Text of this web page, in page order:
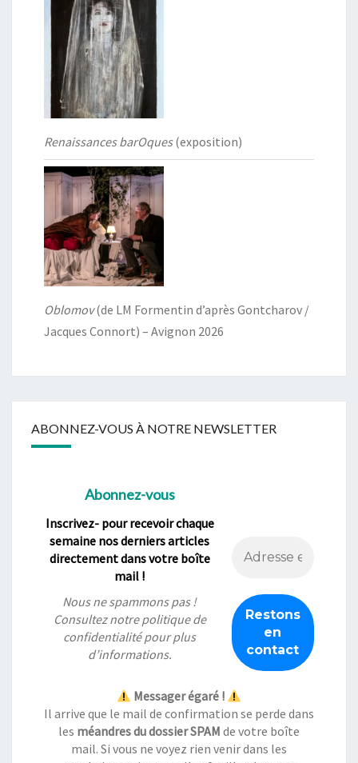
Renaissances barOques(exposition)
Oblomov(de LM Formentin d’après Gontcharov /
Jacques Connort) – Avignon 2026
ABONNEZ-VOUS À NOTRE NEWSLETTER
Abonnez-vous
Inscrivez- pour recevoir chaque
semaine nos derniers articles
directement dans votre boîte
mail !
Nous ne spammons pas !
Consultez notrepolitique de
confidentialitépour plus
d’informations.
Messager égaré !
Il arrive que le mail de confirmation se perde dans
les méandres du dossier SPAM de votre boîte
mail. Si vous ne voyez rien venir dans les